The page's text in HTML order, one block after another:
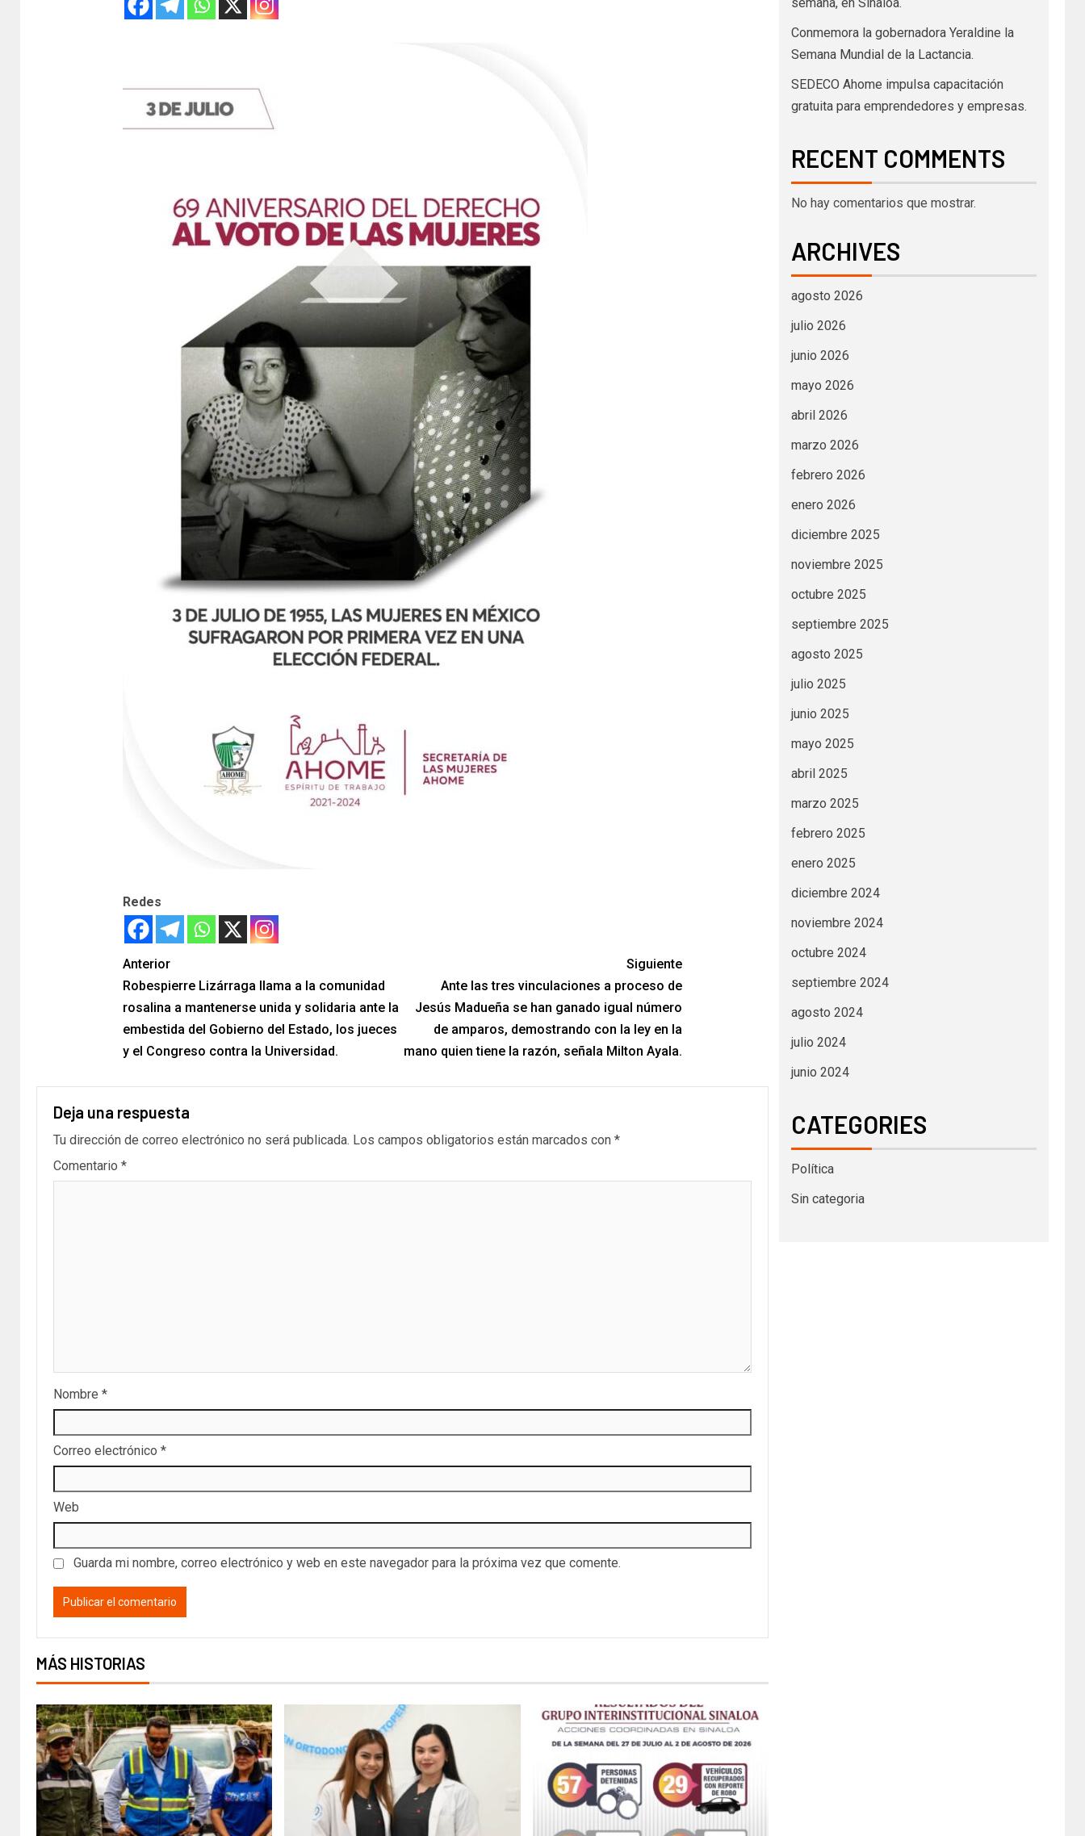
Redes
Anterior
Robespierre Lizárraga llama a la comunidad
rosalina a mantenerse unida y solidaria ante la
embestida del Gobierno del Estado, los jueces
y el Congreso contra la Universidad.
Siguiente
Ante las tres vinculaciones a proceso de
Jesús Madueña se han ganado igual número
de amparos, demostrando con la ley en la
mano quien tiene la razón, señala Milton Ayala.
Deja una respuesta
Tu dirección de correo electrónico no será publicada. Los campos obligatorios están marcados con *
Comentario *
Nombre *
Correo electrónico *
Web
Guarda mi nombre, correo electrónico y web en este navegador para la próxima vez que comente.
MÁS HISTORIAS
Conmemora la gobernadora Yeraldine la
Semana Mundial de la Lactancia.
SEDECO Ahome impulsa capacitación
gratuita para emprendedores y empresas.
RECENT COMMENTS
No hay comentarios que mostrar.
ARCHIVES
agosto 2026
julio 2026
junio 2026
mayo 2026
abril 2026
marzo 2026
febrero 2026
enero 2026
diciembre 2025
noviembre 2025
octubre 2025
septiembre 2025
agosto 2025
julio 2025
junio 2025
mayo 2025
abril 2025
marzo 2025
febrero 2025
enero 2025
diciembre 2024
noviembre 2024
octubre 2024
septiembre 2024
agosto 2024
julio 2024
junio 2024
CATEGORIES
Política
Sin categoria